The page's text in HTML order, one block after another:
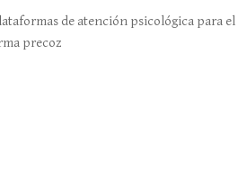
de atención psicológica para el
precoz